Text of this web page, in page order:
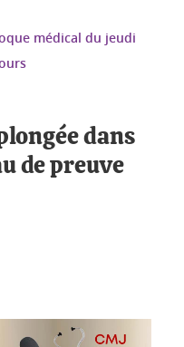
médical du jeudi
dans
de preuve